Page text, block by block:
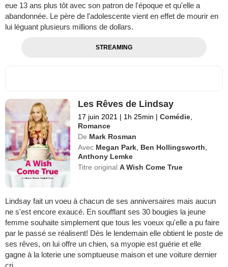
eue 13 ans plus tôt avec son patron de l'époque et qu'elle a
abandonnée. Le père de l'adolescente vient en effet de mourir en
lui léguant plusieurs millions de dollars.
STREAMING
Les Rêves de Lindsay
17 juin 2021 | 1h 25min | Comédie
Romance
De Mark Rosman
Avec Megan Park Ben Hollingsworth
Anthony Lemke
Titre originalA Wish Come True
Lindsay fait un voeu à chacun de ses anniversaires mais aucun
ne s'est encore exaucé. En soufflant ses 30 bougies la jeune
femme souhaite simplement que tous les voeux qu'elle a pu faire
par le passé se réalisent! Dès le lendemain elle obtient le poste de
ses rêves, on lui offre un chien, sa myopie est guérie et elle
gagne à la loterie une somptueuse maison et une voiture dernier
cri.